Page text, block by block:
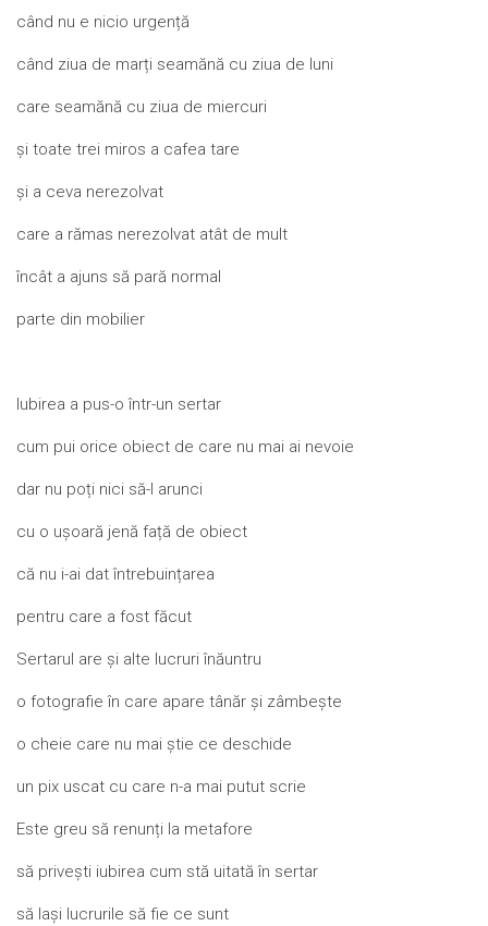
când nu e nicio urgență
când ziua de marți seamănă cu ziua de luni
care seamănă cu ziua de miercuri
și toate trei miros a cafea tare
și a ceva nerezolvat
care a rămas nerezolvat atât de mult
încât a ajuns să pară normal
parte din mobilier
Iubirea a pus-o într-un sertar
cum pui orice obiect de care nu mai ai nevoie
dar nu poți nici să-l arunci
cu o ușoară jenă față de obiect
că nu i-ai dat întrebuințarea
pentru care a fost făcut
Sertarul are și alte lucruri înăuntru
o fotografie în care apare tânăr și zâmbește
o cheie care nu mai știe ce deschide
un pix uscat cu care n-a mai putut scrie
Este greu să renunți la metafore
să privești iubirea cum stă uitată în sertar
să lași lucrurile să fie ce sunt